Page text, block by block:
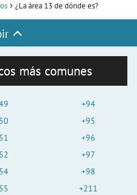
¿La área 13 de dónde es?
más comunes
+94
+95
+96
+97
+98
+211